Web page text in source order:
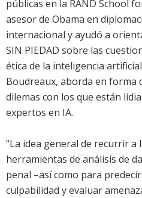
públicas en la RAND School
asesor de Obama en
internacional y ayudó a
SIN PIEDAD sobre las
ética de la inteligencia
Boudreaux, aborda en forma
dilemas con los que están
expertos en IA.
“La idea general de recurrir a
herramientas de análisis de
penal –así como para
culpabilidad y evaluar